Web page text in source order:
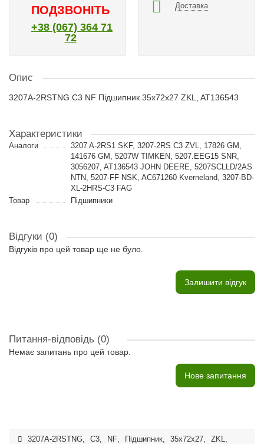
ПОДЗВОНІТЬ
+38 (067) 364 71
72
Доставка
Опис
3207A-2RSTNG C3 NF Підшипник 35x72x27 ZKL, AT136543
Характеристики
Аналоги
3207 A-2RS1 SKF, 3207-2RS C3 ZVL, 17826 GM,
141676 GM, 5207W TIMKEN, 5207.EEG15 SNR,
3056207, AT136543 JOHN DEERE, 5207SCLLD/2AS
NTN, 5207-FF NSK, AC671260 Kverneland, 3207-BD-
XL-2HRS-C3 FAG
Товар
Підшипники
Відгуки (0)
Відгуків про цей товар ще не було.
Залишити відгук
Питання-відповідь (0)
Немає запитань про цей товар.
Нове запитання
3207A-2RSTNG, C3, NF, Підшипник, 35x72x27, ZKL,